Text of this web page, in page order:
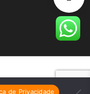
de Privacidade